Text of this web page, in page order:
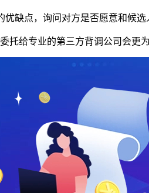
缺点，询问对方是否愿意和候选
给专业的第三方背调公司会更